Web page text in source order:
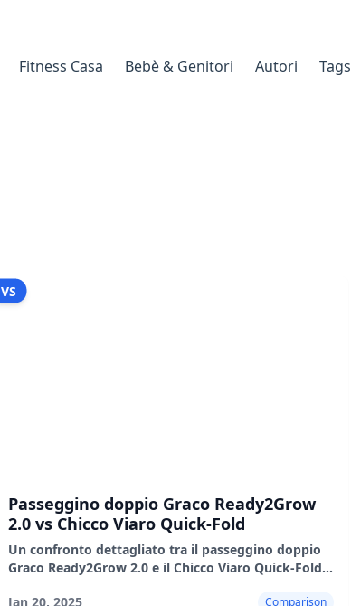
Fitness Casa Bebè & Genitori Autori Tags
VS
Passeggino doppio Graco Ready2Grow
2.0 vs Chicco Viaro Quick-Fold
Un confronto dettagliato tra il passeggino doppio
Graco Ready2Grow 2.0 e il Chicco Viaro Quick-Fold,
Jan 20, 2025
Comparison